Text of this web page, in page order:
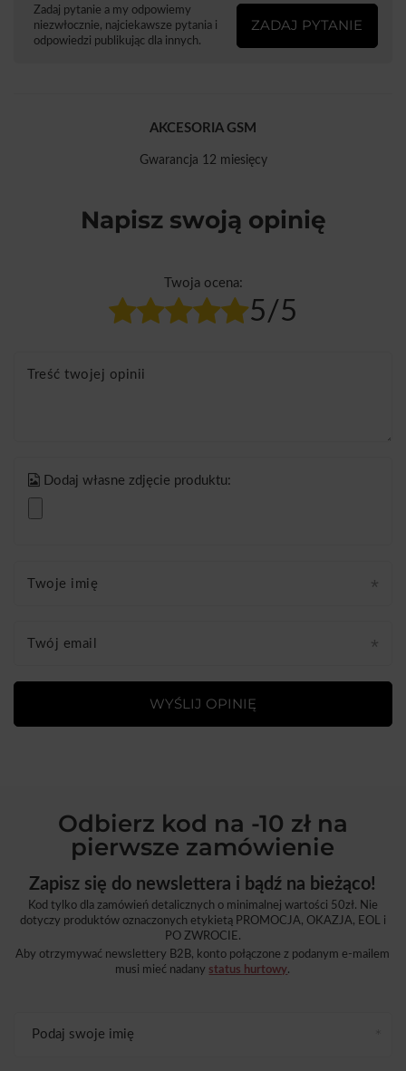
Zadaj pytanie a my odpowiemy
niezwłocznie, najciekawsze pytania i
odpowiedzi publikując dla innych.
ZADAJ PYTANIE
AKCESORIA GSM
Gwarancja 12 miesięcy
Napisz swoją opinię
Twoja ocena:
5/5
Treść twojej opinii
Dodaj własne zdjęcie produktu:
Twoje imię
Twój email
WYŚLIJ OPINIĘ
Odbierz kod na -10 zł na
pierwsze zamówienie
Zapisz się do newslettera i bądź na bieżąco!
Kod tylko dla zamówień detalicznych o minimalnej wartości 50zł. Nie
dotyczy produktów oznaczonych etykietą PROMOCJA, OKAZJA, EOL i
PO ZWROCIE.
Aby otrzymywać newslettery B2B, konto połączone z podanym e-mailem
musi mieć nadany status hurtowy.
Podaj swoje imię